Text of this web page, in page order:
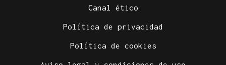
Canal ético
Política de privacidad
Política de cookies